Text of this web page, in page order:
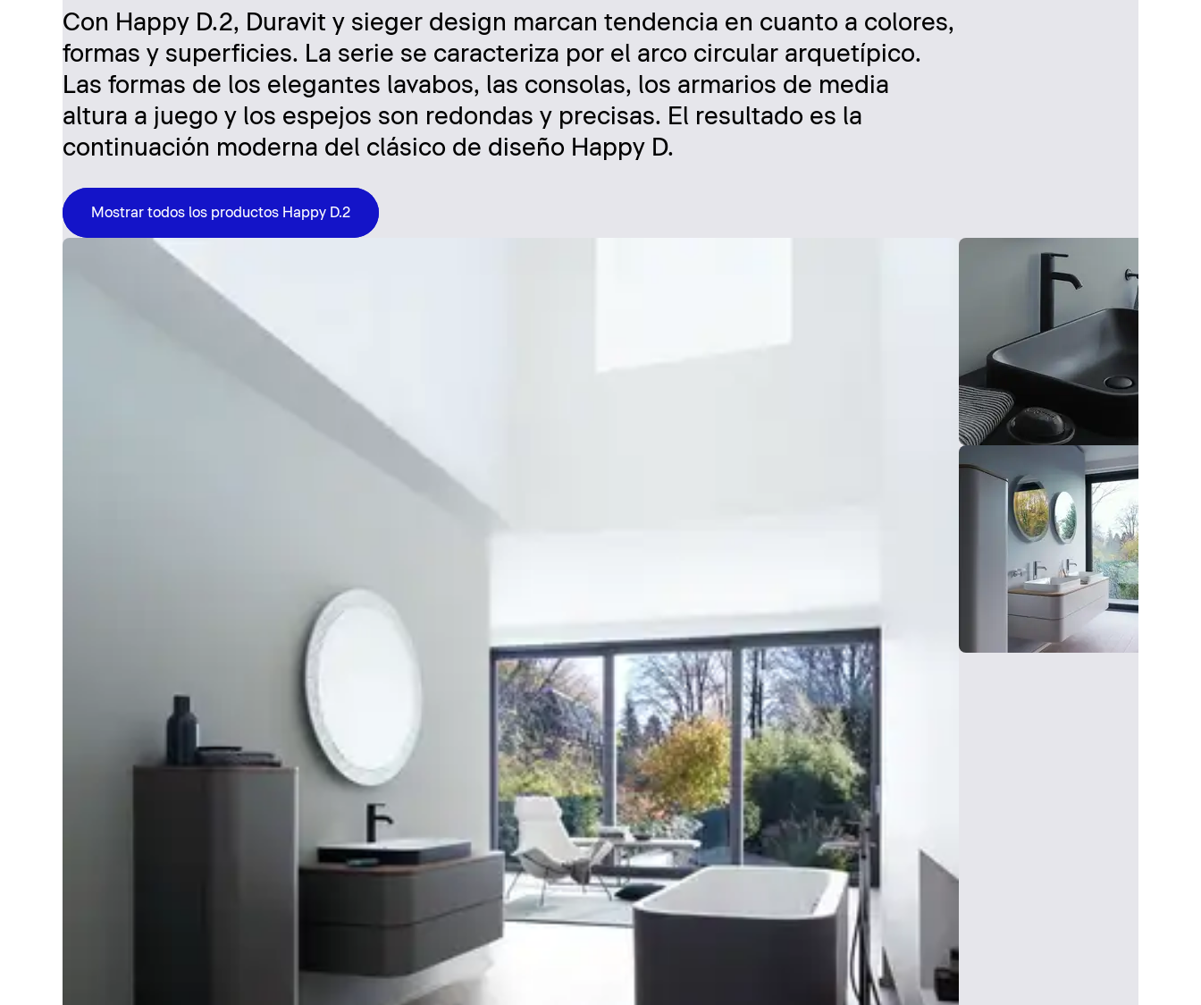
Con Happy D.2, Duravit y sieger design marcan tendencia en cuanto a colores,
formas y superficies. La serie se caracteriza por el arco circular arquetípico.
Las formas de los elegantes lavabos, las consolas, los armarios de media
altura a juego y los espejos son redondas y precisas. El resultado es la
continuación moderna del clásico de diseño Happy D.
Mostrar todos los productos Happy D.2